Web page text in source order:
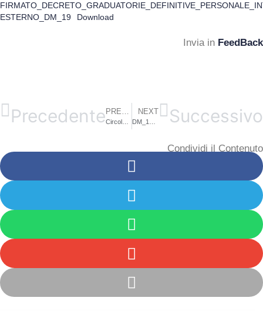
ESTERNO_DM_19
Download
Invia in FeedBack
Precedente NEXT Successivo
Condividi il Contenuto